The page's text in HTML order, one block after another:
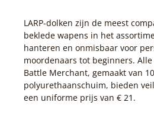
LARP-dolken zijn de meest
beklede wapens in het
hanteren en onmisbaar voor
moordenaars tot beginners.
Battle Merchant, gemaakt van
polyurethaanschuim, bieden
een uniforme prijs van € 21.